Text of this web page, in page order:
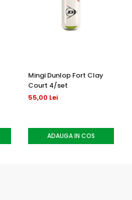
Mingi Dunlop Fort Clay
Court 4/set
55,00 Lei
ADAUGA IN COS